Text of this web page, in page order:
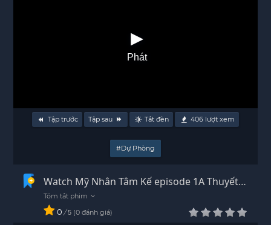
Phát
Tập trước Tập sau Tắt đèn 406lượt xem
#Dự Phòng
Watch Mỹ Nhân Tâm Kế episode 1A Thuyết
Minh - HD
0 / 5 0 đánh giá